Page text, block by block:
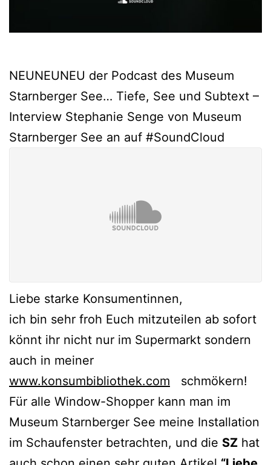
NEUNEUNEU der Podcast des Museum
Starnberger See… Tiefe, See und Subtext –
Interview Stephanie Senge von Museum
Starnberger See an auf #SoundCloud
Liebe starke Konsumentinnen,
ich bin sehr froh Euch mitzuteilen ab sofort
könnt ihr nicht nur im Supermarkt sondern
auch in meiner
www.konsumbibliothek.com schmökern!
Für alle Window-Shopper kann man im
Museum Starnberger See meine Installation
im Schaufenster betrachten, und die SZ hat